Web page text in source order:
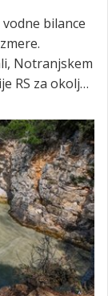
bilance
Notranjskem
RS za okolje